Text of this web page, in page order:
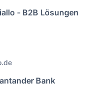
- B2B Lösungen
Bank